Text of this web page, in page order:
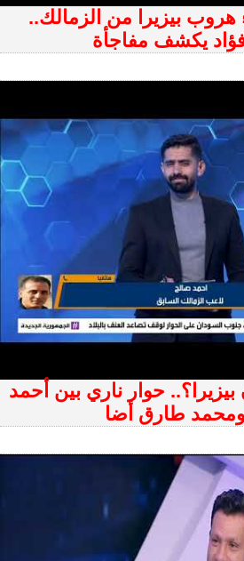
هروب بيزيرا من الزمالك..
يكشف مفاجأة
حوار ناري بين أحمد
طارق أضا